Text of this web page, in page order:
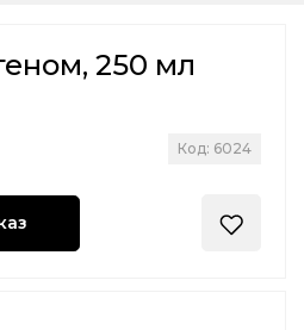
250 мл
Код: 6024